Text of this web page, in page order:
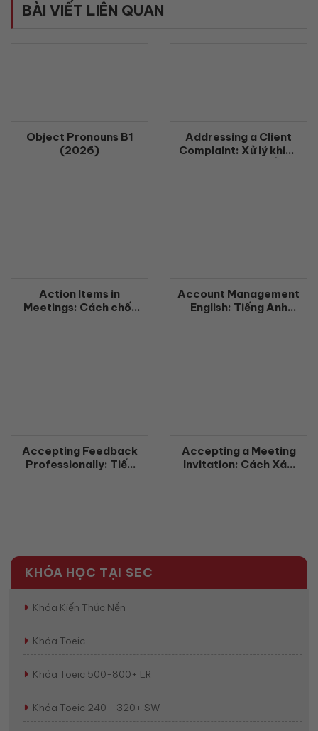
BÀI VIẾT LIÊN QUAN
Object Pronouns B1
(2026)
Addressing a Client
Complaint: Xử lý khiếu
Action Items in
Meetings: Cách chốt
Account Management
English: Tiếng Anh
Accepting Feedback
Professionally: Tiếp
Accepting a Meeting
Invitation: Cách Xác
KHÓA HỌC TẠI SEC
Khóa Kiến Thức Nền
Khóa Toeic
Khóa Toeic 500-800+ LR
Khóa Toeic 240 - 320+ SW